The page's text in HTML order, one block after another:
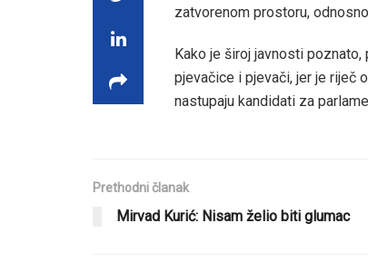
zatvorenom prostoru,
Kako je široj javnosti
pjevačice i pjevači, jer je riječ
nastupaju kandidati za
Prethodni članak
Mirvad Kurić: Nisam želio biti glumac